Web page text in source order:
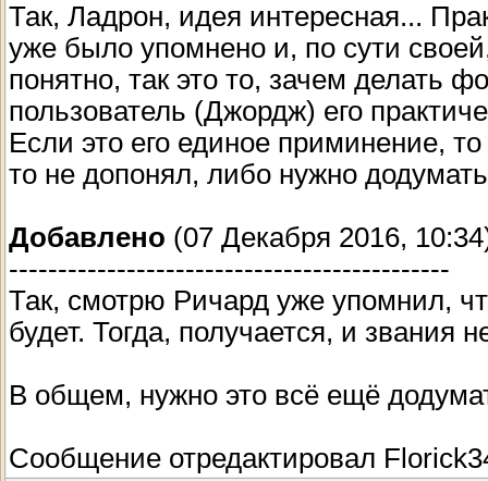
Так, Ладрон, идея интересная...
уже было упомнено и, по сути
понятно, так это то, зачем делать
пользователь (Джордж) его
Если это его единое приминение,
то не допонял, либо нужно
Добавлено (07 Декабря 2016,
---------------------------------------------
Так, смотрю Ричард уже упомнил,
будет. Тогда, получается, и звания
В общем, нужно это всё ещё
Сообщение отредактировал